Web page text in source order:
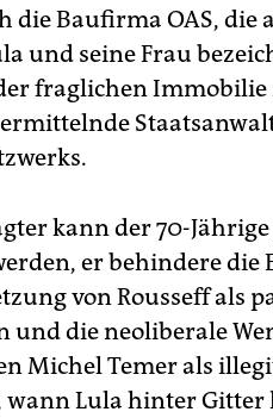
Baufirma OAS, die
und seine Frau
fraglichen Immobilie
kann der 70-
er behindere die
von Rousseff als
und die neoliberale
Michel Temer als
wann Lula hinter